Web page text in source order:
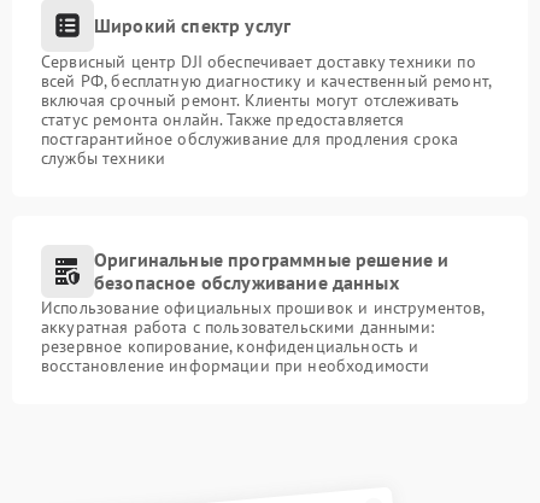
Широкий спектр услуг
Сервисный центр DJI обеспечивает доставку техники по
всей РФ, бесплатную диагностику и качественный ремонт,
включая срочный ремонт. Клиенты могут отслеживать
статус ремонта онлайн. Также предоставляется
постгарантийное обслуживание для продления срока
службы техники
Оригинальные программные решение и
безопасное обслуживание данных
Использование официальных прошивок и инструментов,
аккуратная работа с пользовательскими данными:
резервное копирование, конфиденциальность и
восстановление информации при необходимости